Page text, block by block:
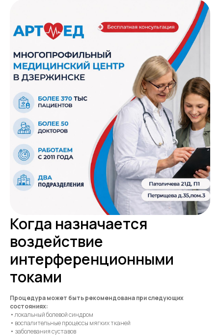
Когда назначается
воздействие
интерференционными
токами
Процедура может быть рекомендована при следующих
состояниях:
• локальный болевой синдром
• воспалительные процессы мягких тканей
• заболевания суставов